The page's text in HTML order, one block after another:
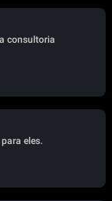
consultoria
eles.